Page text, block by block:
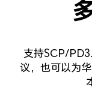
支持SCP/
议，也可以为